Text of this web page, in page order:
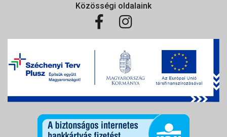
Közösségi oldalaink